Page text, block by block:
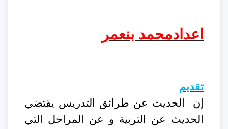
اعدادمحمد بنعمر
تقديم
إن
الحديث عن طرائق التدريس يقتضي
الحديث عن التربية و عن المراحل التي